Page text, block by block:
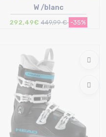
25.5 cm
W /blanc
292,49€ 449,99 € -35%